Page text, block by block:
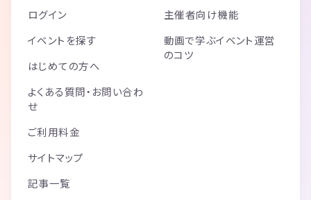
ログイン
イベントを探す
はじめての方へ
よくある質問・お問い合わ
せ
ご利用料金
サイトマップ
記事一覧
主催者向け機能
動画で学ぶイベント運営
のコツ